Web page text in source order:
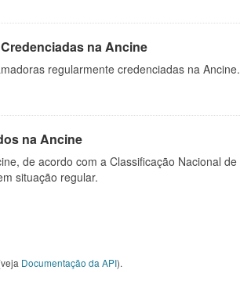
na Ancine
regularmente credenciadas na Ancine.
na Ancine
de acordo com a Classificação Nacional de
situação regular.
Documentação da API).